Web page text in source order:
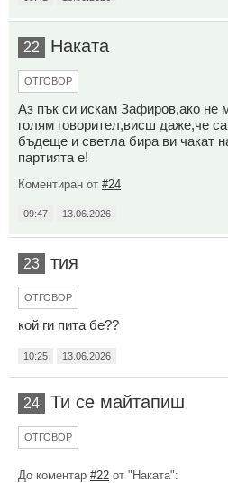
22 Наката
ОТГОВОР
Аз пък си искам Зафиров,ако не
голям говорител,висш даже,че
бъдеще и светла бира ви чакат
партията е!
Коментиран от #24
09:47 13.06.2026
23 тия
ОТГОВОР
кой ги пита бе??
10:25 13.06.2026
24 Ти се майтапиш
ОТГОВОР
До коментар #22 от "Наката":